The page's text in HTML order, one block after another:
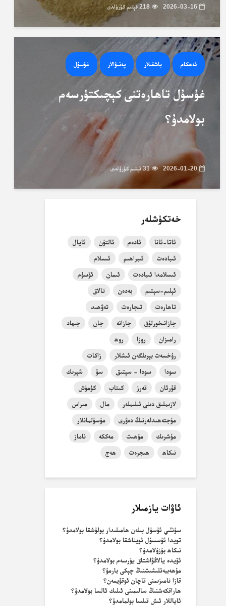
2026-03-16 218 قېتىم كۆرۈلدى
ئەھكام باشقىلار پەتىۋالار غۇسۇل
غۇسۇل تاھارەتنى كېچىكتۈرسەم
بولامدۇ؟
2026-01-20 31 قېتىم كۆرۈلدى
خەتكۈشلەر
ئاتا-ئانا ئادەم ئالتۇن
ئايال
ئىبادەت
ئىبراھىم
ئىسلام
ئىسلامدا ئىبادەت
ئىمان
ئۆسۈم
ئېلىم-سېتىم
بەدەن
تالاق
تاھارەت
تىجارەت
تەۋھىد
جازانىخورلۇق
جازانە جان
جىھاد
رامىزان
روزا
روھ
رۇخسەت بېرىلگەن ئىشلار
زاكات
سودا
سودا - سېتىق سۇ
شېرىك
قۇرئان
قەرز كىتاب
كۈمۈش
لازىملىق دىنى ئىلىملەر
مال
مىراس
مۇجتەھىدلەرنىڭ دەۋرى
مۇسۇلمانلار
مۇشرىك
مۇھىت مەككە
ناماز
نىكاھ
ھىجرەت ھەج
ئاۋات يازمىلار
سۈنئىي ئۇسۇل بىلەن ھامىلىدار بولۇشقا بولامدۇ؟
تويدا ئۇسسۇل ئويناشقا بولامدۇ؟
نىكاھ بۇزۇلامدۇ؟
ئۆيدە يالاڭۋاشتاق يۈرسەم بولامدۇ؟
مۇھەببەتلىشىشنىڭ چېكى بارمۇ؟
قازا نامىزىمنى قاچان ئوقۇيمەن؟
ھاراقكەشنىڭ سالىمىنى ئىلىك ئالسا بولامدۇ؟
ئاياللار ئىش قىلسا بولمامدۇ؟